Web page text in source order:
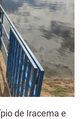
de Iracema e